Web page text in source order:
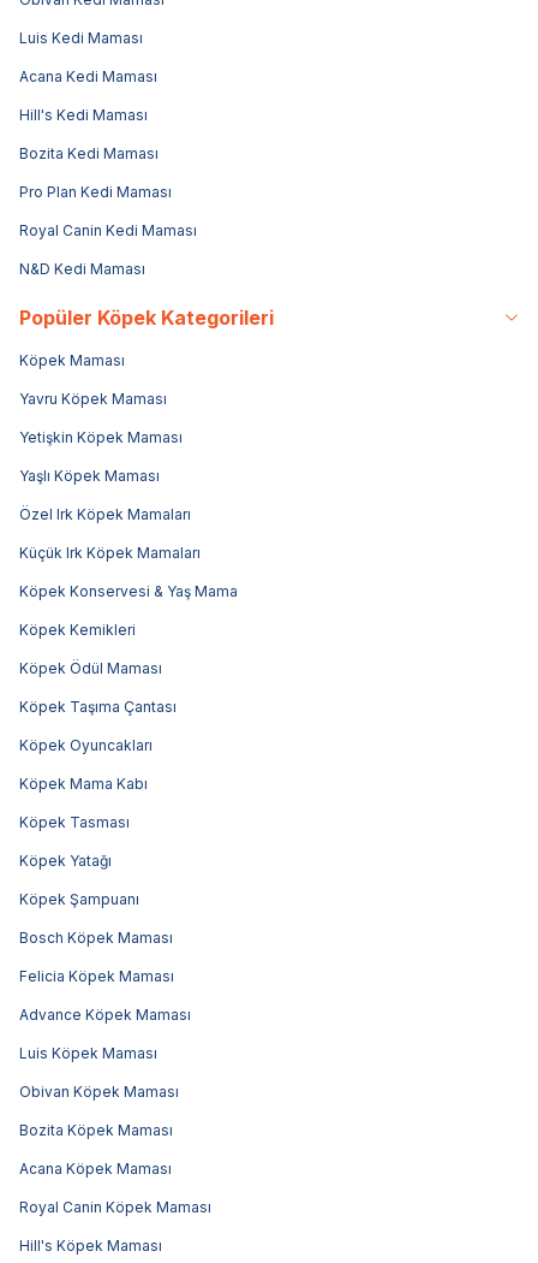
Luis Kedi Maması
Acana Kedi Maması
Hill's Kedi Maması
Bozita Kedi Maması
Pro Plan Kedi Maması
Royal Canin Kedi Maması
N&D Kedi Maması
Popüler Köpek Kategorileri
Köpek Maması
Yavru Köpek Maması
Yetişkin Köpek Maması
Yaşlı Köpek Maması
Özel Irk Köpek Mamaları
Küçük Irk Köpek Mamaları
Köpek Konservesi & Yaş Mama
Köpek Kemikleri
Köpek Ödül Maması
Köpek Taşıma Çantası
Köpek Oyuncakları
Köpek Mama Kabı
Köpek Tasması
Köpek Yatağı
Köpek Şampuanı
Bosch Köpek Maması
Felicia Köpek Maması
Advance Köpek Maması
Luis Köpek Maması
Obivan Köpek Maması
Bozita Köpek Maması
Acana Köpek Maması
Royal Canin Köpek Maması
Hill's Köpek Maması